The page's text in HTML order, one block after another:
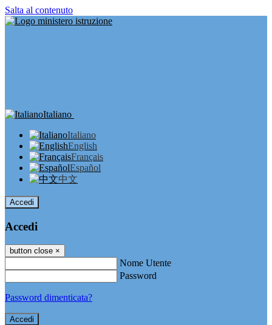
Salta al contenuto
Italiano
Italiano
English
Français
Español
中文
Accedi
Accedi
button close ×
Nome Utente
Password
Password dimenticata?